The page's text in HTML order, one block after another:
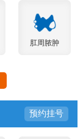
肛周脓肿
预约挂号